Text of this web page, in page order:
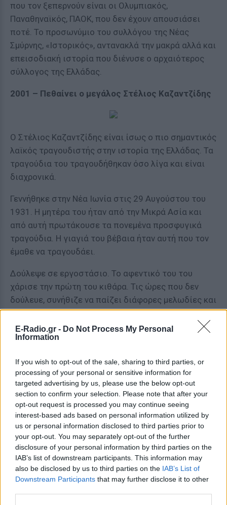
E-Radio.gr - Do Not Process My Personal
Information
If you wish to opt-out of the sale, sharing to third parties, or
processing of your personal or sensitive information for
targeted advertising by us, please use the below opt-out
section to confirm your selection. Please note that after your
opt-out request is processed you may continue seeing
interest-based ads based on personal information utilized by
us or personal information disclosed to third parties prior to
your opt-out. You may separately opt-out of the further
disclosure of your personal information by third parties on the
IAB’s list of downstream participants. This information may
also be disclosed by us to third parties on the IAB’s List of
Downstream Participants that may further disclose it to other
που τον ξεπερνούν είναι οι Ολυμπιακός,
Παναθηναϊκός, ΠΑΟΚ, που δεν έχουν απουσιάσει
ποτέ. Το προσωνύμιο του συλλόγου της Νέας
Σμύρνης, «Ιστορικός», αντανακλά την μακρά αλλά και
επεισοδιακή ιστορία που διένυσε ο αρχαιότερος
σύλλογος της Ελλάδας.
2001 – Πεθαίνει ο μεγάλος Στέλιος Καζαντζίδης
Ο Στέλιος Καζαντζίδης είναι ίσως ο πιο σημαντικός
λαϊκός τραγουδιστής στην ιστορία της Ελλάδας. Τα
τραγούδια του τραγουδήθηκαν όσο λίγα και είναι
διαχρονικά.
Γεννήθηκε στην Νέα Ιωνία στις 29 Αυγούστου του
1931. Η μητέρα του ήταν από την Μικρά Ασία και
από αυτή πρωτάκουσε τα πονεμένα προσφυγικά
τραγούδια. Η γιαγιά του βέβαια ήταν αυτή που τον
έμαθε να τραγουδάει.
Δούλεψε σε εργοστάσιο. Το αφεντικό του του
χάρισε την πρώτη του κιθάρα. Τις ώρες που δεν
δούλευε, συνήθιζε να παίζει διάφορες μελωδίες και
προσπαθούσε να μάθει, συνοδεύοντάς τη με την
υπέροχη λαϊκή φωνή του. Ένας περαστικός τον
άκουσε ένα βράδυ και του πρότεινε να τραγουδήσει
τραγούδι του μόλις είχε αρχίσει.
Από το 1950, όταν έκανε την πρώτη του
επαγγελματική εμφάνιση μέχρι και το 1965,
δούλευε σε νυχτερινά κέντρα. Τότε αποφάσισε να
τα εγκαταλείψει και να αφοσιωθεί μόνο στην
δισκογραφία, που είχε ξεκινήσει από το 1952. Το
1975 σταμάτησε τα πάντα, μέχρι που επανήλθε
στην δισκογραφία το 1987.